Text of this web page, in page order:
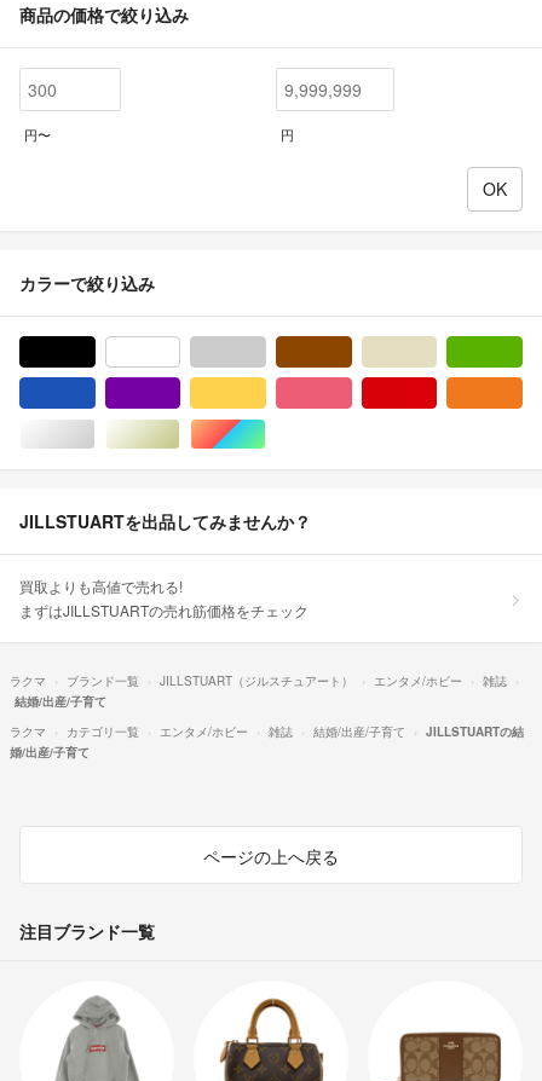
商品の価格で絞り込み
円〜 円
カラーで絞り込み
シルバー/銀色系ゴールド/金色系マルチカラー
JILLSTUARTを出品してみませんか？
買取よりも高値で売れる!
まずはJILLSTUARTの売れ筋価格をチェック
ラクマ ブランド一覧 JILLSTUART（ジルスチュアート） エンタメ/ホビー
雑誌
結婚/出産/子育て
ラクマ
カテゴリ一覧 エンタメ/ホビー 雑誌 結婚/出産/子育て
JILLSTUARTの結
婚/出産/子育て
ページの上へ戻る
注目ブランド一覧